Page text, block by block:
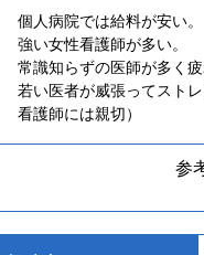
個人病院では給料が安い。
強い女性看護師が多い。
常識知らずの医師が多く疲
若い医者が威張ってスト
看護師には親切）
参